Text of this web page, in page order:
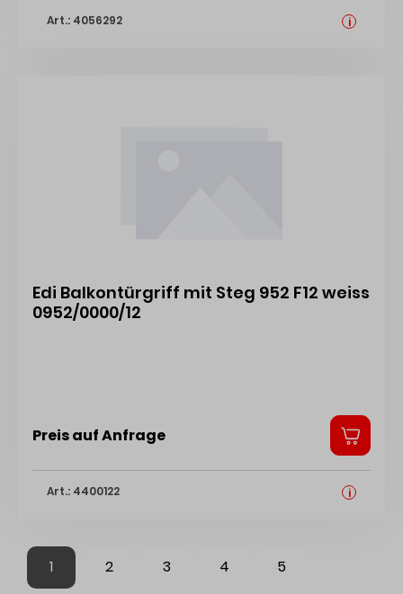
Art.: 4056292 i
Edi Balkontürgriff mit Steg 952 F12 weiss
0952/0000/12
Preis auf Anfrage
Art.: 4400122 i
1 2 3 4 5